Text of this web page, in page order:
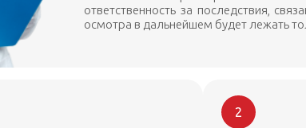
ответственность за последствия,
осмотра в дальнейшем будет лежать
2